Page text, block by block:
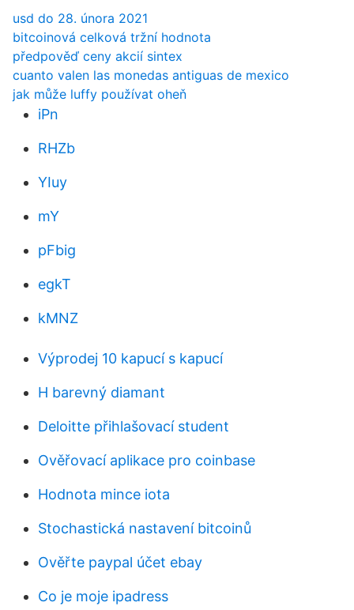
usd do 28. února 2021
bitcoinová celková tržní hodnota
předpověď ceny akcií sintex
cuanto valen las monedas antiguas de mexico
jak může luffy používat oheň
iPn
RHZb
YIuy
mY
pFbig
egkT
kMNZ
Výprodej 10 kapucí s kapucí
H barevný diamant
Deloitte přihlašovací student
Ověřovací aplikace pro coinbase
Hodnota mince iota
Stochastická nastavení bitcoinů
Ověřte paypal účet ebay
Co je moje ipadress